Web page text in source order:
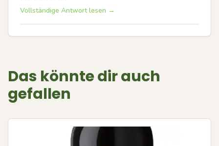
Vollständige Antwort lesen →
Das könnte dir auch
gefallen